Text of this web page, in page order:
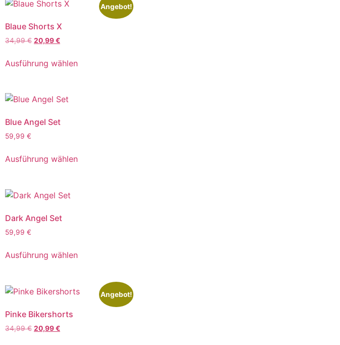
Angebot!
Blaue Shorts X
34,99€ 20,99€
Ausführung wählen
Blue Angel Set
59,99 €
Ausführung wählen
Dark Angel Set
59,99 €
Ausführung wählen
Angebot!
Pinke Bikershorts
34,99€ 20,99€